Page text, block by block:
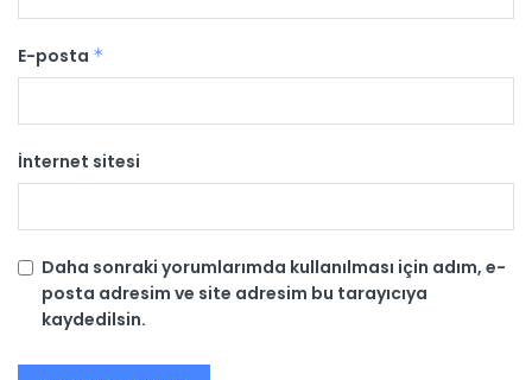
E-posta *
İnternet sitesi
Daha sonraki yorumlarımda kullanılması için adım, e-
posta adresim ve site adresim bu tarayıcıya
kaydedilsin.